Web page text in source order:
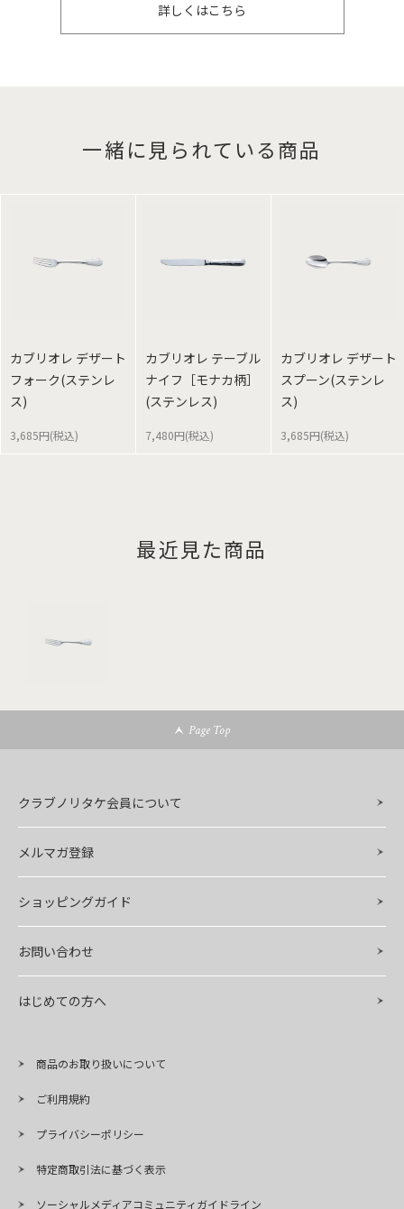
詳しくはこちら
一緒に見られている商品
カブリオレ デザート
フォーク(ステンレ
ス)
3,685円(税込)
カブリオレ テーブル
ナイフ［モナカ柄］
(ステンレス)
7,480円(税込)
カブリオレ デザート
スプーン(ステンレ
ス)
3,685円(税込)
最近見た商品
Page Top
クラブノリタケ会員について
メルマガ登録
ショッピングガイド
お問い合わせ
はじめての方へ
商品のお取り扱いについて
ご利用規約
プライバシーポリシー
特定商取引法に基づく表示
ソーシャルメディアコミュニティガイドライン